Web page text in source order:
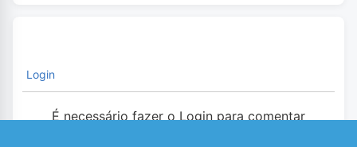
Login
É necessário fazer o Login para comentar